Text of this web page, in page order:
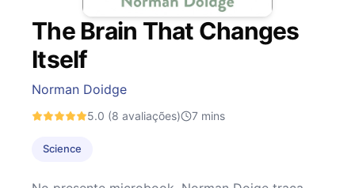
The Brain That Changes
Itself
Norman Doidge
5.0 (8 avaliações) 7 mins
Science